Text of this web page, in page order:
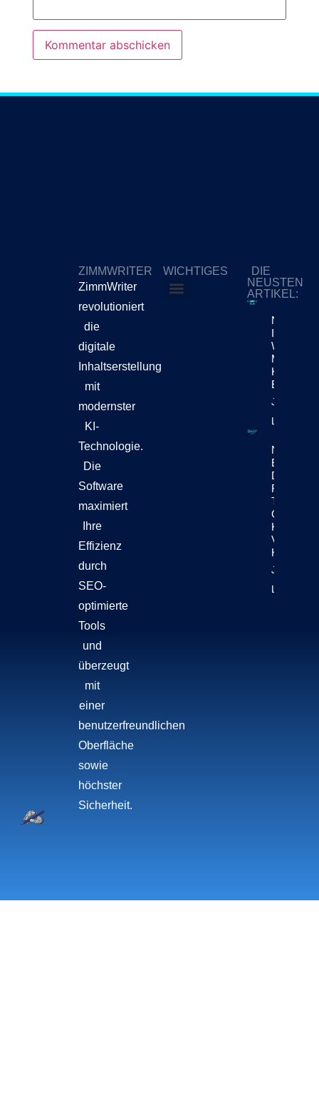
ZIMMWRITER
ZimmWriter
revolutioniert
die
digitale
Inhaltserstellung
mit
modernster
KI-
Technologie.
Die
Software
maximiert
Ihre
Effizienz
durch
SEO-
optimierte
Tools
und
überzeugt
mit
einer
benutzerfreundlichen
Oberfläche
sowie
höchster
Sicherheit.
WICHTIGES
DIE
NEUSTEN
ARTIKEL:
Netflix-
Wollen
Mehr Als
KI-
Effizienz
Jetzt
Lesen!
Netflix
Enthüllt,
Dass
Rund 300
Titel
KI
Haben
Jetzt
Lesen!